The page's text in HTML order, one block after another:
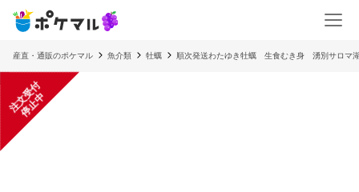
産直・通販のポケマル 魚介類 牡蠣 順次発送わたゆき牡蠣 生食むき身 湧別サロマ
注
文
受
付
停
止
中